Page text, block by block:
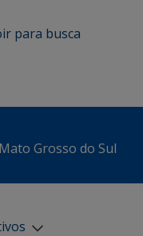
ir para busca
Grosso do Sul